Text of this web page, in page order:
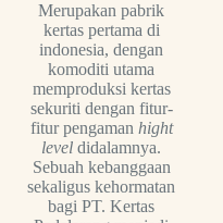
Merupakan pabrik
kertas pertama di
indonesia, dengan
komoditi utama
memproduksi kertas
sekuriti dengan fitur-
fitur pengaman hight
level didalamnya.
Sebuah kebanggaan
sekaligus kehormatan
bagi PT. Kertas